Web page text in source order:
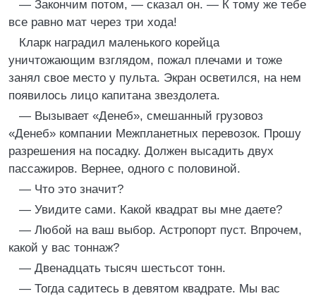
— Закончим потом, — сказал он. — К тому же тебе
все равно мат через три хода!
Кларк наградил маленького корейца
уничтожающим взглядом, пожал плечами и тоже
занял свое место у пульта. Экран осветился, на нем
появилось лицо капитана звездолета.
— Вызывает «Денеб», смешанный грузовоз
«Денеб» компании Межпланетных перевозок. Прошу
разрешения на посадку. Должен высадить двух
пассажиров. Вернее, одного с половиной.
— Что это значит?
— Увидите сами. Какой квадрат вы мне даете?
— Любой на ваш выбор. Астропорт пуст. Впрочем,
какой у вас тоннаж?
— Двенадцать тысяч шестьсот тонн.
— Тогда садитесь в девятом квадрате. Мы вас